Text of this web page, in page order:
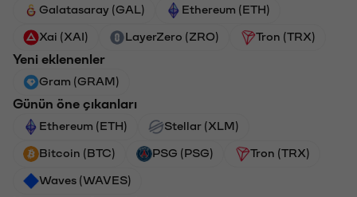
Galatasaray (GAL) Ethereum (ETH)
Xai (XAI) LayerZero (ZRO) Tron (TRX)
Yeni eklenenler
Gram (GRAM)
Günün öne çıkanları
Ethereum (ETH) Stellar (XLM)
Bitcoin (BTC) PSG (PSG) Tron (TRX)
Waves (WAVES)